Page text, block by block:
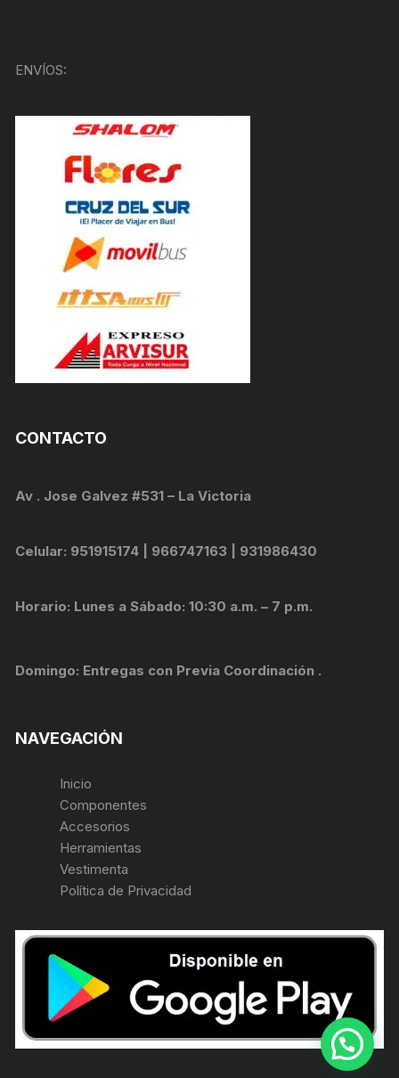
ENVÍOS:
CONTACTO
Av . Jose Galvez #531 – La Victoria
Celular: 951915174 | 966747163 | 931986430
Horario: Lunes a Sábado: 10:30 a.m. – 7 p.m.
Domingo: Entregas con Previa Coordinación .
NAVEGACIÓN
Inicio
Componentes
Accesorios
Herramientas
Vestimenta
Política de Privacidad